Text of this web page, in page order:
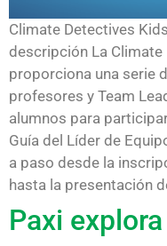
Climate Detectives
descripción La Climate
proporciona una serie
profesores y Team
alumnos para
Guía del Líder de
a paso desde la
hasta la presentación
Paxi